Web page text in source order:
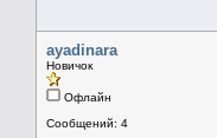
ayadinara
Новичок
Офлайн
Сообщений: 4